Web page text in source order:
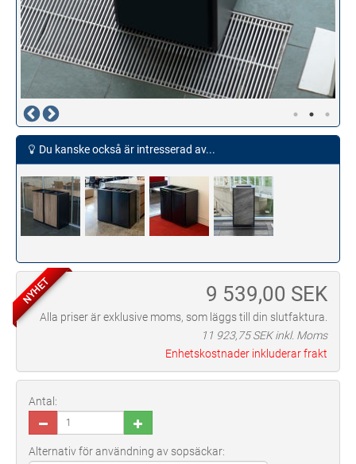
Du kanske också är intresserad av...
NYHET 9 539,00 SEK
Alla priser är exklusive moms, som läggs till din slutfaktura.
11 923,75SEK inkl. Moms
Enhetskostnader inkluderar frakt
Antal:
Alternativ för användning av sopsäckar: